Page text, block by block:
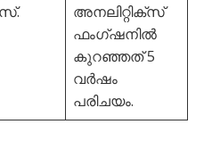
അനലിറ്റിക്സ്
ഫംഗ്ഷനിൽ
കുറഞ്ഞത് 5
വർഷം
പരിചയം.